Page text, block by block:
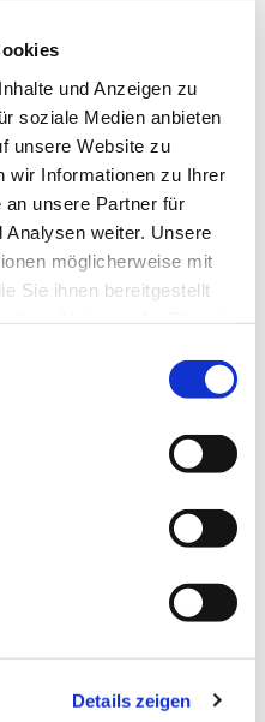
und Anzeigen zu
soziale Medien anbieten
unsere Website zu
wir Informationen zu Ihrer
an unsere Partner für
Analysen weiter. Unsere
möglicherweise mit
Sie ihnen bereitgestellt
Details zeigen